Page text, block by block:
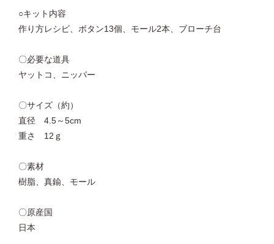
○キット内容
作り方レシピ、ボタン13個、モール2本、ブローチ台
〇必要な道具
ヤットコ、ニッパー
〇サイズ（約）
直径 4.5～5cm
重さ 12ｇ
〇素材
樹脂、真鍮、モール
〇原産国
日本